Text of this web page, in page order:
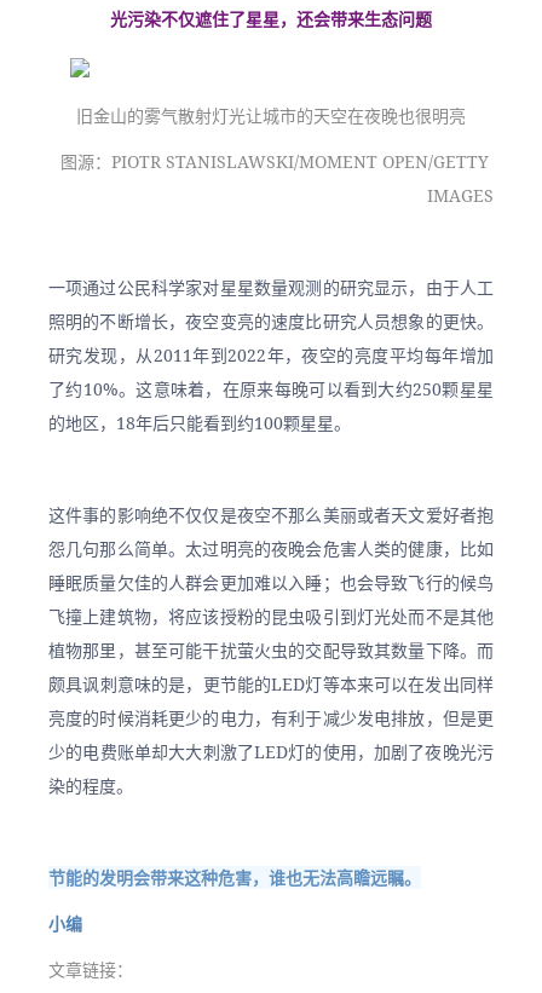
光污染不仅遮住了星星，还会带来生态问题
旧金山的雾气散射灯光让城市的天空在夜晚也很明亮
图源：PIOTR STANISLAWSKI/MOMENT OPEN/GETTY
IMAGES
一项通过公民科学家对星星数量观测的研究显示，由于人工
照明的不断增长，夜空变亮的速度比研究人员想象的更快。
研究发现，从2011年到2022年，夜空的亮度平均每年增加
了约10%。这意味着，在原来每晚可以看到大约250颗星星
的地区，18年后只能看到约100颗星星。
这件事的影响绝不仅仅是夜空不那么美丽或者天文爱好者抱
怨几句那么简单。太过明亮的夜晚会危害人类的健康，比如
睡眠质量欠佳的人群会更加难以入睡；也会导致飞行的候鸟
飞撞上建筑物，将应该授粉的昆虫吸引到灯光处而不是其他
植物那里，甚至可能干扰萤火虫的交配导致其数量下降。而
颇具讽刺意味的是，更节能的LED灯等本来可以在发出同样
亮度的时候消耗更少的电力，有利于减少发电排放，但是更
少的电费账单却大大刺激了LED灯的使用，加剧了夜晚光污
染的程度。
节能的发明会带来这种危害，谁也无法高瞻远瞩。
小编
文章链接：